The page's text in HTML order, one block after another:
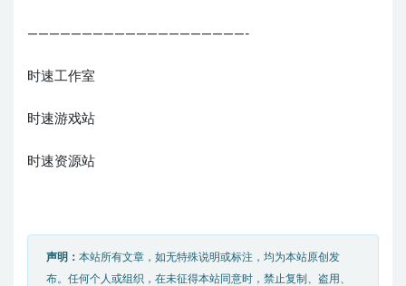
————————————————————-
时速工作室
时速游戏站
时速资源站
声明： 本站所有文章，如无特殊说明或标注，均为本站原创发
布。任何个人或组织，在未征得本站同意时，禁止复制、盗用、